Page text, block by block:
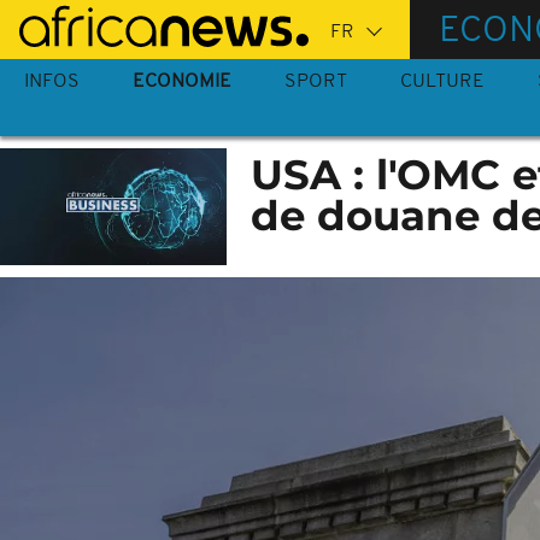
Passer
au
contenu
INFOS ECONOMIE SPORT CULTURE
USA : l'OMC
de douane